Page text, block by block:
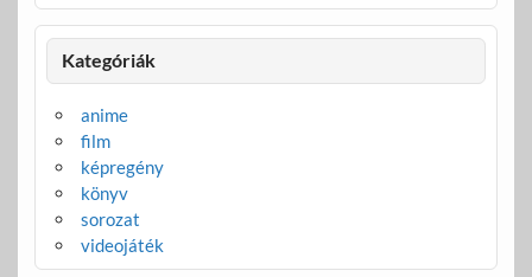
Kategóriák
anime
film
képregény
könyv
sorozat
videojáték